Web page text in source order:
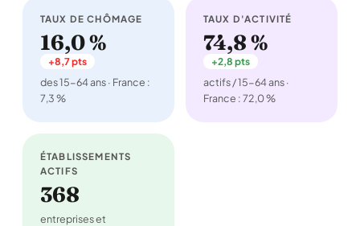
TAUX DE CHÔMAGE
16,0 %
+8,7 pts
des 15-64 ans · France :
7,3 %
TAUX D'ACTIVITÉ
74,8 %
+2,8 pts
actifs / 15-64 ans ·
France : 72,0 %
ÉTABLISSEMENTS
ACTIFS
368
entreprises et